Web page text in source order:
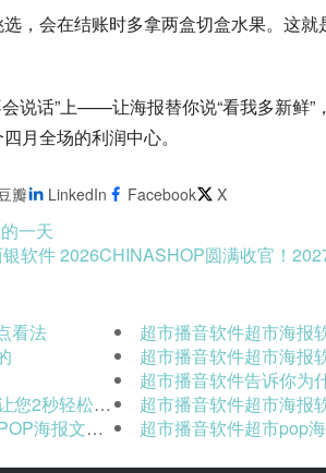
，会在结账时多拿两盒切盒水果。这就
说话”上——让海报替你说“看我多新鲜”
月全场的利润中心。
瓣 LinkedIn Facebook X
一天
软件 2026CHINASHOP圆满收官！
看法
超市播音软件超市海报软件
超市播音软件超市海报软件宝藏经营五
超市播音软件告诉你为什
玩转短视频！
超市播音软件超市海报
出圈又火了！
超市播音软件超市pop海报大